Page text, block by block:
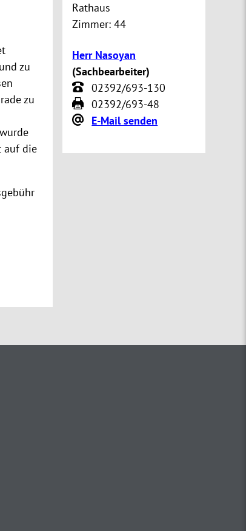
zu
zu
auf die
Rathaus
Zimmer: 44
Herr Nasoyan
(Sachbearbeiter)
02392/693-130
02392/693-48
E-Mail senden